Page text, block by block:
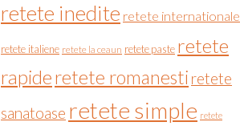
retete inedite retete internationale
retete italiene retete la ceaun retete paste retete
rapideretete romanesti retete
sanatoase retete simple retete